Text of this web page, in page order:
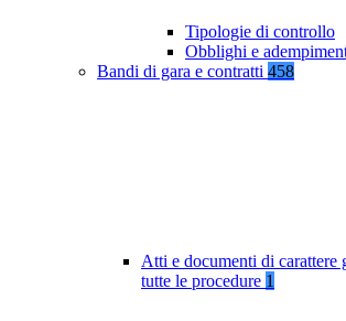
Tipologie di controllo
Obblighi e
Bandi di gara e contratti 458
Atti e documenti di carattere
tutte le procedure 1